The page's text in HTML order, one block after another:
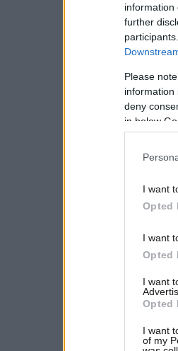
information
further
Please
information
deny
in below
I want
Opted
I want
Opted
I want
Opted
I want
of my